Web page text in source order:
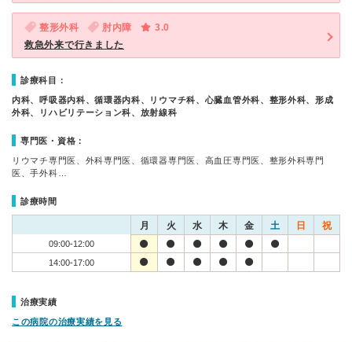
整形外科 肘内障
3.0
救急外来で行きました
診療科目：
内科、呼吸器内科、循環器内科、リウマチ科、心臓血管外科、整形外科、形成
外科、リハビリテーション科、放射線科
専門医・資格：
リウマチ専門医、外科専門医、循環器専門医、高血圧専門医、整形外科専門
医、手外科…
診療時間
月 火 水 木 金 土 日 祝
09:00-12:00
14:00-17:00
治療実績
この病院の治療実績を見る